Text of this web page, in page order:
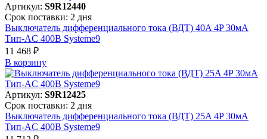
Артикул: S9R12440
Срок поставки: 2 дня
Выключатель дифференциального тока (ВДТ) 40A 4P 30мА
Тип-AC 400В Systeme9
11 468 ₽
В корзинy
Артикул: S9R12425
Срок поставки: 2 дня
Выключатель дифференциального тока (ВДТ) 25A 4P 30мА
Тип-AC 400В Systeme9